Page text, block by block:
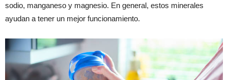
sodio, manganeso y magnesio. En general, estos minerales
ayudan a tener un mejor funcionamiento.